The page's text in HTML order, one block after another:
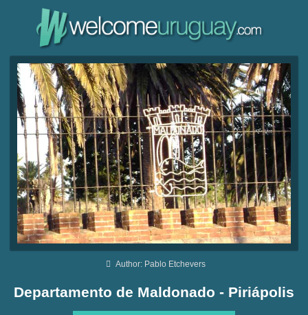
Author: Pablo Etchevers
Departamento de Maldonado - Piriápolis